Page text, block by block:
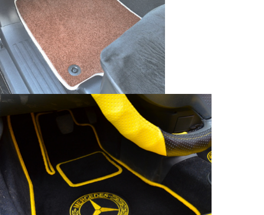
Положении по обработке
+7 (351) 277 91 67